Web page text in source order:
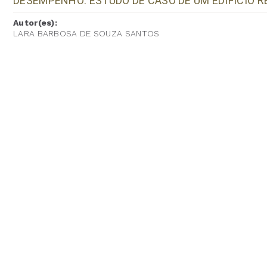
Autor(es):
LARA BARBOSA DE SOUZA SANTOS